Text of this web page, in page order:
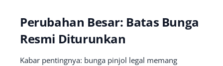
Perubahan Besar: Batas Bunga
Resmi Diturunkan
Kabar pentingnya: bunga pinjol legal memang